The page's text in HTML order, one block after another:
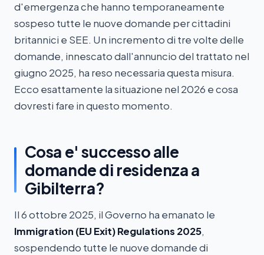
d'emergenza che hanno temporaneamente
sospeso tutte le nuove domande per cittadini
britannici e SEE. Un incremento di tre volte delle
domande, innescato dall'annuncio del trattato nel
giugno 2025, ha reso necessaria questa misura.
Ecco esattamente la situazione nel 2026 e cosa
dovresti fare in questo momento.
Cosa e' successo alle
domande di residenza a
Gibilterra?
Il 6 ottobre 2025, il Governo ha emanato le
Immigration (EU Exit) Regulations 2025,
sospendendo tutte le nuove domande di